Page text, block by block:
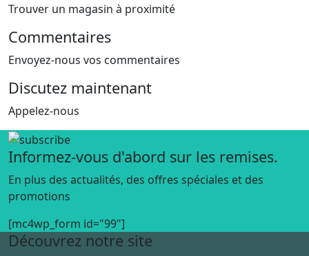
Trouver un magasin à proximité
Commentaires
Envoyez-nous vos commentaires
Discutez maintenant
Appelez-nous
Informez-vous d'abord sur les remises.
En plus des actualités, des offres spéciales et des
promotions
[mc4wp_form id="99"]
Découvrez notre site